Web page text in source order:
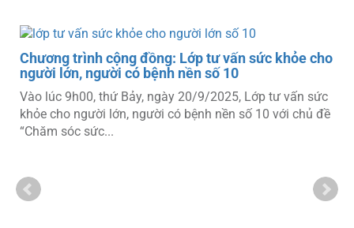
Chương trình cộng đồng: Lớp tư vấn sức khỏe cho
người lớn, người có bệnh nền số 10
Vào lúc 9h00, thứ Bảy, ngày 20/9/2025, Lớp tư vấn sức
khỏe cho người lớn, người có bệnh nền số 10 với chủ đề
“Chăm sóc sức...